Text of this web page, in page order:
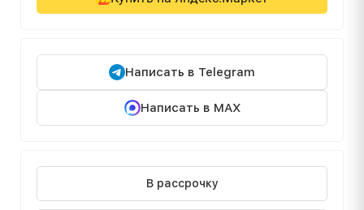
Написать в Telegram
Написать в MAX
В рассрочку